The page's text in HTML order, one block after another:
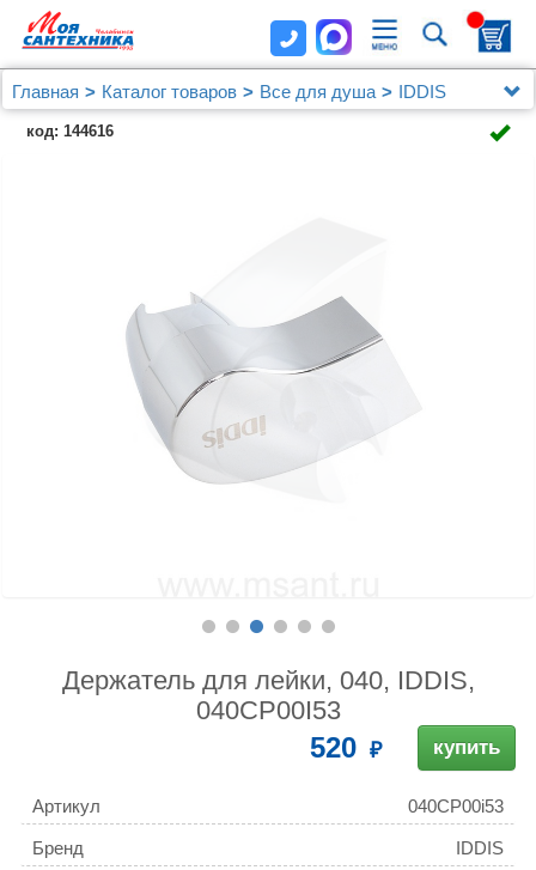
Главная Каталог товаров Все для душа
IDDIS
Держатель для лейки, 040, IDDIS, 040CP00I53
код: 144616
Держатель для лейки, 040, IDDIS,
040CP00I53
520 купить
Артикул 040CP00i53
Бренд IDDIS